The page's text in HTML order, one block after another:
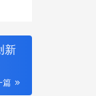
新
篇